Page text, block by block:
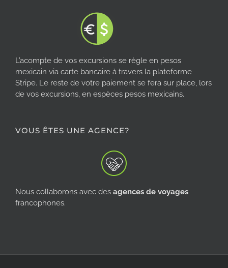
L’acompte de vos excursions se règle en pesos
mexicain via carte bancaire à travers la plateforme
Stripe. Le reste de votre paiement se fera sur place, lors
de vos excursions, en espèces pesos mexicains.
VOUS ÊTES UNE AGENCE?
Nous collaborons avec des agences de voyages
francophones.